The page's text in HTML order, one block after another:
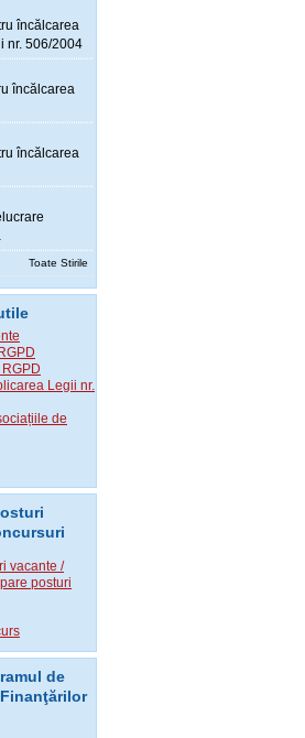
încălcarea
nr. 506/2004
încălcarea
încălcarea
Toate Stirile
Legii nr.
de
vacante /
posturi
de